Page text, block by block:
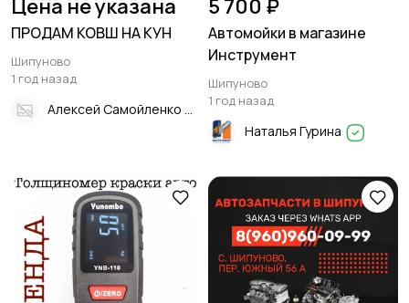
Цена не указана
ПРОДАМ КОВШ НА КУН
Шипуново
1 год назад
Алексей Самойленко
5 700 ₽
Автомойки в магазине
Инструмент
Шипуново
1 год назад
Наталья Гурина